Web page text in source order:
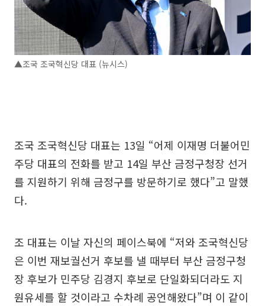
▲조국 조국혁신당 대표 (뉴시스)
조국 조국혁신당 대표는 13일 “어제 이재명 더불어민
주당 대표의 전화를 받고 14일 부산 금정구청장 선거
를 지원하기 위해 금정구를 방문하기로 했다”고 말했
다.
조 대표는 이날 자신의 페이스북에 “저와 조국혁신당
은 이번 재보궐선거 후보를 낼 때부터 부산 금정구청
장 후보가 민주당 김경지 후보로 단일화되더라도 지
원유세를 할 것이라고 수차례 공언해왔다”며 이 같이